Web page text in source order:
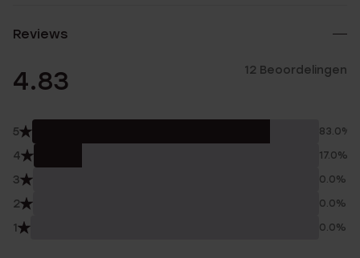
Reviews
4.83 12 Beoordelingen
5 83.0%
4 17.0%
3 0.0%
2 0.0%
1 0.0%